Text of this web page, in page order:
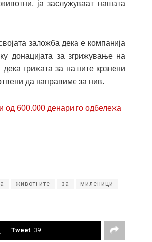
ја заслужуваат нашата
заложба дека е компанија
донацијата за згрижување на
грижата за нашите крзнени
да направиме за нив.
од 600.000 денари го одбележа
животните за миленици
Tweet 39